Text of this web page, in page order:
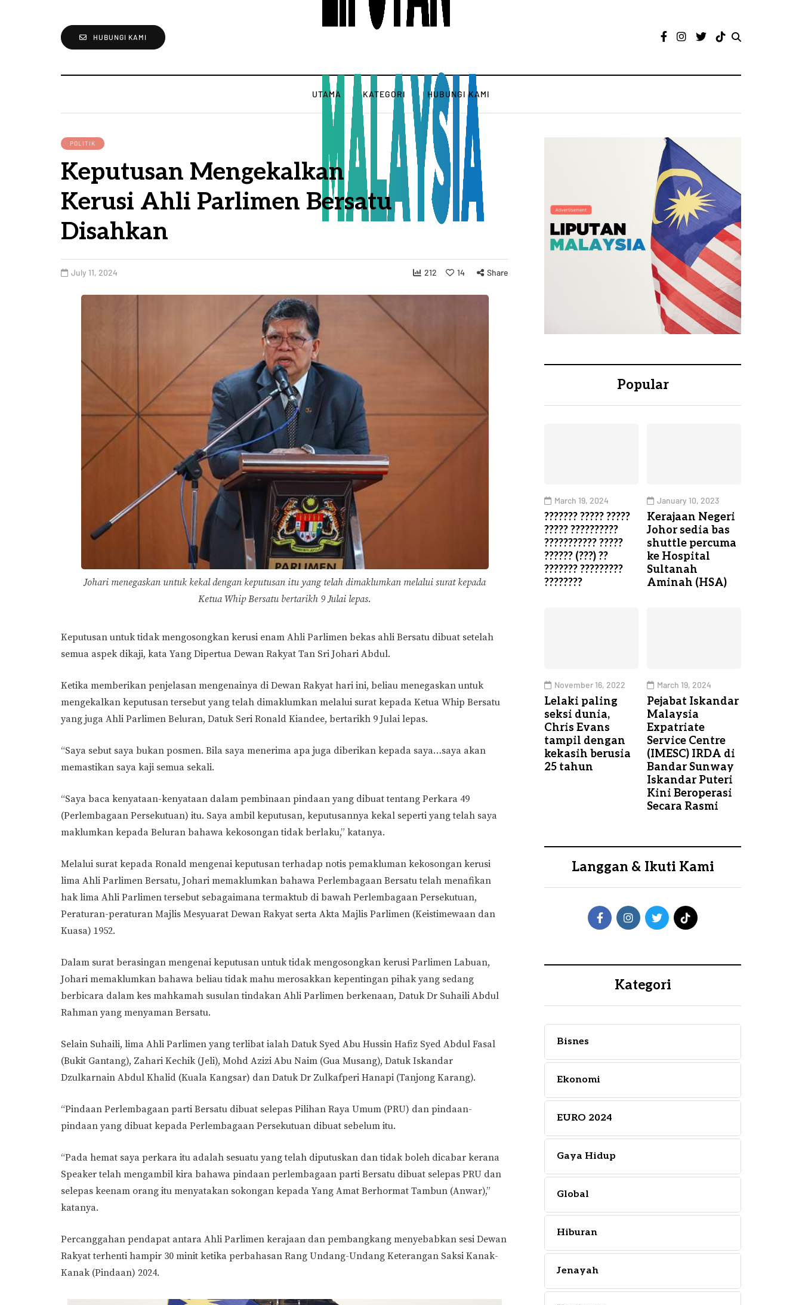
HUBUNGI KAMI
UTAMA KATEGORI HUBUNGI KAMI
POLITIK
Keputusan Mengekalkan
Kerusi Ahli Parlimen Bersatu
Disahkan
July 11, 2024 212 14 Share
Johari menegaskan untuk kekal dengan keputusan itu yang telah dimaklumkan melalui surat kepada
Ketua Whip Bersatu bertarikh 9 Julai lepas.
Keputusan untuk tidak mengosongkan kerusi enam Ahli Parlimen bekas ahli Bersatu dibuat setelah
semua aspek dikaji, kata Yang Dipertua Dewan Rakyat Tan Sri Johari Abdul.
Ketika memberikan penjelasan mengenainya di Dewan Rakyat hari ini, beliau menegaskan untuk
mengekalkan keputusan tersebut yang telah dimaklumkan melalui surat kepada Ketua Whip Bersatu
yang juga Ahli Parlimen Beluran, Datuk Seri Ronald Kiandee, bertarikh 9 Julai lepas.
“Saya sebut saya bukan posmen. Bila saya menerima apa juga diberikan kepada saya…saya akan
memastikan saya kaji semua sekali.
“Saya baca kenyataan-kenyataan dalam pembinaan pindaan yang dibuat tentang Perkara 49
(Perlembagaan Persekutuan) itu. Saya ambil keputusan, keputusannya kekal seperti yang telah saya
maklumkan kepada Beluran bahawa kekosongan tidak berlaku,” katanya.
Melalui surat kepada Ronald mengenai keputusan terhadap notis pemakluman kekosongan kerusi
lima Ahli Parlimen Bersatu, Johari memaklumkan bahawa Perlembagaan Bersatu telah menafikan
hak lima Ahli Parlimen tersebut sebagaimana termaktub di bawah Perlembagaan Persekutuan,
Peraturan-peraturan Majlis Mesyuarat Dewan Rakyat serta Akta Majlis Parlimen (Keistimewaan dan
Kuasa) 1952.
Dalam surat berasingan mengenai keputusan untuk tidak mengosongkan kerusi Parlimen Labuan,
Johari memaklumkan bahawa beliau tidak mahu merosakkan kepentingan pihak yang sedang
berbicara dalam kes mahkamah susulan tindakan Ahli Parlimen berkenaan, Datuk Dr Suhaili Abdul
Rahman yang menyaman Bersatu.
Selain Suhaili, lima Ahli Parlimen yang terlibat ialah Datuk Syed Abu Hussin Hafiz Syed Abdul Fasal
(Bukit Gantang), Zahari Kechik (Jeli), Mohd Azizi Abu Naim (Gua Musang), Datuk Iskandar
Dzulkarnain Abdul Khalid (Kuala Kangsar) dan Datuk Dr Zulkafperi Hanapi (Tanjong Karang).
“Pindaan Perlembagaan parti Bersatu dibuat selepas Pilihan Raya Umum (PRU) dan pindaan-
pindaan yang dibuat kepada Perlembagaan Persekutuan dibuat sebelum itu.
“Pada hemat saya perkara itu adalah sesuatu yang telah diputuskan dan tidak boleh dicabar kerana
Speaker telah mengambil kira bahawa pindaan perlembagaan parti Bersatu dibuat selepas PRU dan
selepas keenam orang itu menyatakan sokongan kepada Yang Amat Berhormat Tambun (Anwar),”
katanya.
Percanggahan pendapat antara Ahli Parlimen kerajaan dan pembangkang menyebabkan sesi Dewan
Rakyat terhenti hampir 30 minit ketika perbahasan Rang Undang-Undang Keterangan Saksi Kanak-
Kanak (Pindaan) 2024.
Popular
March 19, 2024
??????? ????? ?????
????? ??????????
??????????? ?????
?????? (???) ??
??????? ?????????
????????
January 10, 2023
Kerajaan Negeri
Johor sedia bas
shuttle percuma
ke Hospital
Sultanah
Aminah (HSA)
November 16, 2022
Lelaki paling
seksi dunia,
Chris Evans
tampil dengan
kekasih berusia
25 tahun
March 19, 2024
Pejabat Iskandar
Malaysia
Expatriate
Service Centre
(IMESC) IRDA di
Bandar Sunway
Iskandar Puteri
Kini Beroperasi
Secara Rasmi
Langgan & Ikuti Kami
Kategori
Bisnes
Ekonomi
EURO 2024
Gaya Hidup
Global
Hiburan
Jenayah